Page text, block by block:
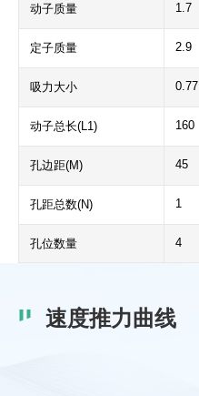
动子质量 1.7
定子质量 2.9
吸力大小 0.77
动子总长(L1) 160
孔边距(M) 45
孔距总数(N) 1
孔位数量 4
速度推力曲线